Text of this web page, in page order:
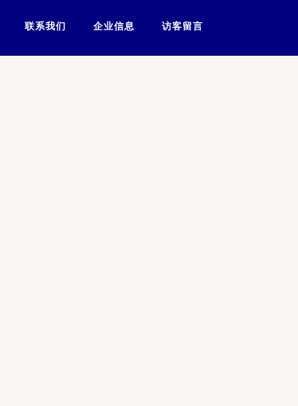
联系我们 企业信息 访客留言